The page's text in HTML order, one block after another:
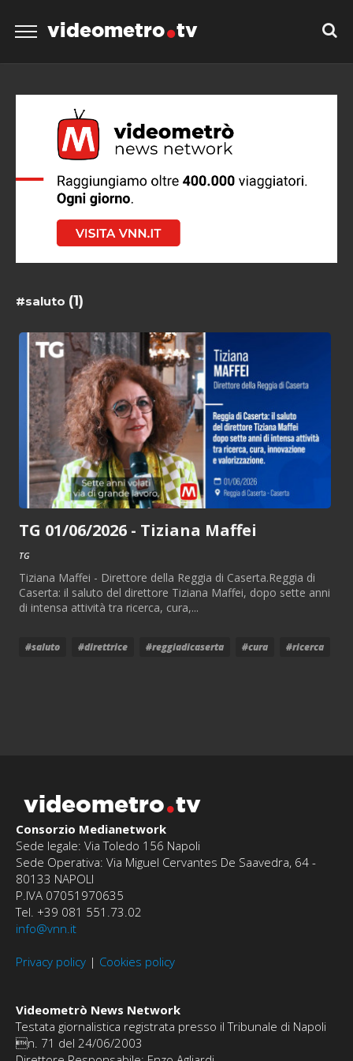
videometro tv
#saluto (1)
TG 01/06/2026 - Tiziana Maffei
TG
Tiziana Maffei - Direttore della Reggia di Caserta.Reggia di
Caserta: il saluto del direttore Tiziana Maffei, dopo sette anni
di intensa attività tra ricerca, cura,...
#saluto #direttrice #reggiadicaserta #cura #ricerca
videometro tv
Consorzio Medianetwork
Sede legale: Via Toledo 156 Napoli
Sede Operativa: Via Miguel Cervantes De Saavedra, 64 -
80133 NAPOLI
P.IVA 07051970635
Tel. +39 081 551.73.02
info@vnn.it
Privacy policy | Cookies policy
Videometrò News Network
Testata giornalistica registrata presso il Tribunale di Napoli
n. 71 del 24/06/2003